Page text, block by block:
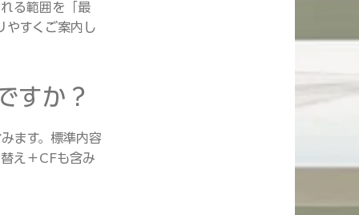
る範囲を「最
やすくご案内し
すか？
ます。 標準内容
え＋CFも含み